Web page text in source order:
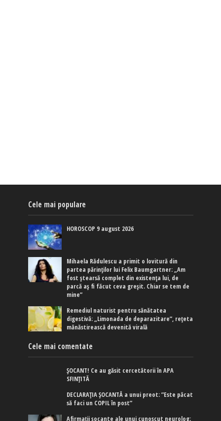
Cele mai populare
HOROSCOP 9 august 2026
Mihaela Rădulescu a primit o lovitură din
partea părinților lui Felix Baumgartner: „Am
fost ștearsă complet din existența lui, de
parcă aș fi făcut ceva greșit. Chiar se tem de
mine”
Remediul naturist pentru sănătatea
digestivă: „Limonada de deparazitare”, rețeta
mănăstirească devenită virală
Cele mai comentate
ȘOCANT! Ce au găsit cercetătorii în APA
SFINȚITĂ
DECLARAȚIA ȘOCANTĂ a unui preot: ”Este păcat
să faci un COPIL în post”
Afirmaţii şocante ale unui cunoscut neurolog: